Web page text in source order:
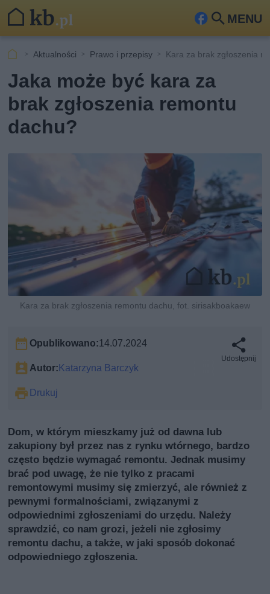
MENU
Fa
ook
Szu
kaj
Aktualności Prawo i przepisy Kara za brak zgłoszenia
Jaka może być kara za
brak zgłoszenia remontu
dachu?
Kara za brak zgłoszenia remontu dachu, fot. sirisakboakaew
Opublikowano:14.07.2024
Autor: Katarzyna Barczyk
Drukuj
Udostępnij
Dom, w którym mieszkamy już od dawna lub
zakupiony był przez nas z rynku wtórnego, bardzo
często będzie wymagać remontu. Jednak musimy
brać pod uwagę, że nie tylko z pracami
remontowymi musimy się zmierzyć, ale również z
pewnymi formalnościami, związanymi z
odpowiednimi zgłoszeniami do urzędu. Należy
sprawdzić, co nam grozi, jeżeli nie zgłosimy
remontu dachu, a także, w jaki sposób dokonać
odpowiedniego zgłoszenia.